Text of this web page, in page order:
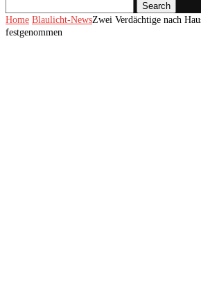
Search
Home Blaulicht-NewsZwei Verdächtige nach
festgenommen